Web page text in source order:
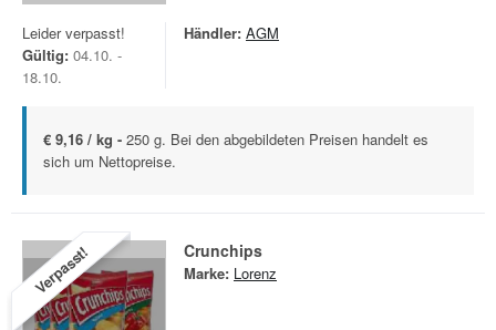
Leider verpasst!
Gültig: 04.10. -
18.10.
Händler: AGM
€ 9,16 / kg - 250 g. Bei den abgebildeten Preisen handelt es
sich um Nettopreise.
Verpasst! Crunchips
Marke: Lorenz